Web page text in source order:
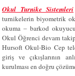
Okul Turnike Sistemleri
turnikelerin biyometrik
okuma – barkod
Okul Öğrenci devam
Hursoft Okul-Bio Cep
giriş ve çıkışlarının
kurulması en doğru